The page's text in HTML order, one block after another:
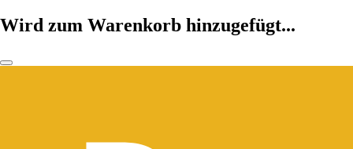
Wird zum Warenkorb hinzugefügt...